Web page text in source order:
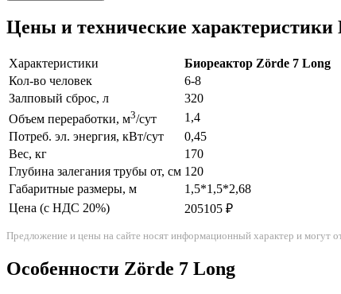
Цены и технические
Характеристики
Биореактор Zörde 7 Long
Кол-во человек
6-8
Залповый сброс, л
320
Объем переработки, м3/сут
1,4
Потреб. эл. энергия, кВт/сут
0,45
Вес, кг
170
Глубина залегания трубы от, см 120
Габаритные размеры, м
1,5*1,5*2,68
Цена (с НДС 20%)
205105 ₽
Предложение и цены на сайте носят информационный характер и могут
Особенности Zörde 7 Long